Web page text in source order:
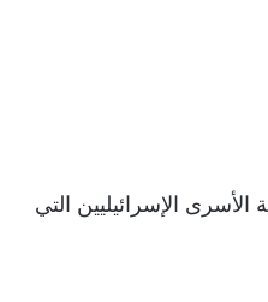
الإسرائيليين التي